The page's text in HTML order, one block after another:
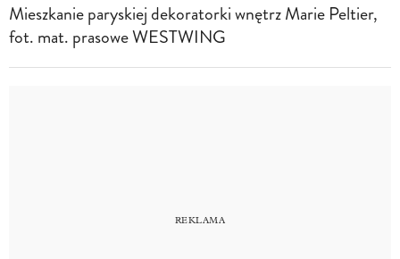
Mieszkanie paryskiej dekoratorki wnętrz Marie Peltier,
fot. mat. prasowe WESTWING